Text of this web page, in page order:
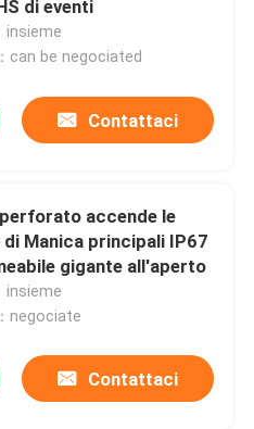
tenda foranea
di eventi
insieme
can be negociated
Contattaci
accende le
Manica principali IP67
gigante all'aperto
insieme
negociate
Contattaci